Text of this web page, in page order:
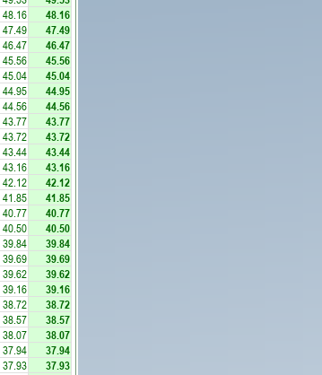
48.16 48.16
47.49 47.49
46.47 46.47
45.56 45.56
45.04 45.04
44.95 44.95
44.56 44.56
43.77 43.77
43.72 43.72
43.44 43.44
43.16 43.16
42.12 42.12
41.85 41.85
40.77 40.77
40.50 40.50
39.84 39.84
39.69 39.69
39.62 39.62
39.16 39.16
38.72 38.72
38.57 38.57
38.07 38.07
37.94 37.94
37.93 37.93